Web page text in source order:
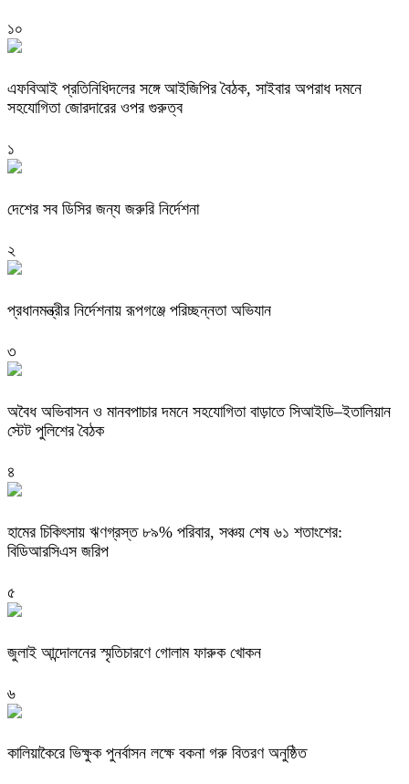
১০
এফবিআই প্রতিনিধিদলের সঙ্গে আইজিপির বৈঠক, সাইবার অপরাধ দমনে
সহযোগিতা জোরদারের ওপর গুরুত্ব
১
দেশের সব ডিসির জন্য জরুরি নির্দেশনা
২
প্রধানমন্ত্রীর নির্দেশনায় রূপগঞ্জে পরিচ্ছন্নতা অভিযান
৩
অবৈধ অভিবাসন ও মানবপাচার দমনে সহযোগিতা বাড়াতে সিআইডি–ইতালিয়ান
স্টেট পুলিশের বৈঠক
৪
হামের চিকিৎসায় ঋণগ্রস্ত ৮৯% পরিবার, সঞ্চয় শেষ ৬১ শতাংশের:
বিডিআরসিএস জরিপ
৫
জুলাই আন্দোলনের স্মৃতিচারণে গোলাম ফারুক খোকন
৬
কালিয়াকৈরে ভিক্ষুক পুনর্বাসন লক্ষে বকনা গরু বিতরণ অনুষ্ঠিত